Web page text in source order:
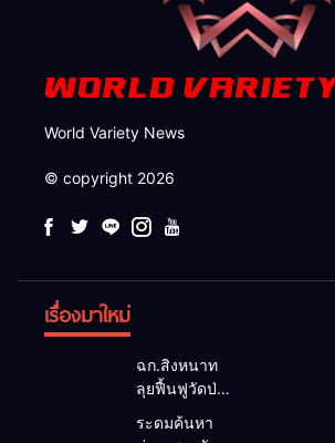
World Variety News
© copyright 2026
เรื่องมาใหม่
ฉก.สิงหนาท
ลุยฟื้นฟูวัดป่า
ถ้ำวัว ระดม
กำลังเคลียร์
ระดมค้นหา